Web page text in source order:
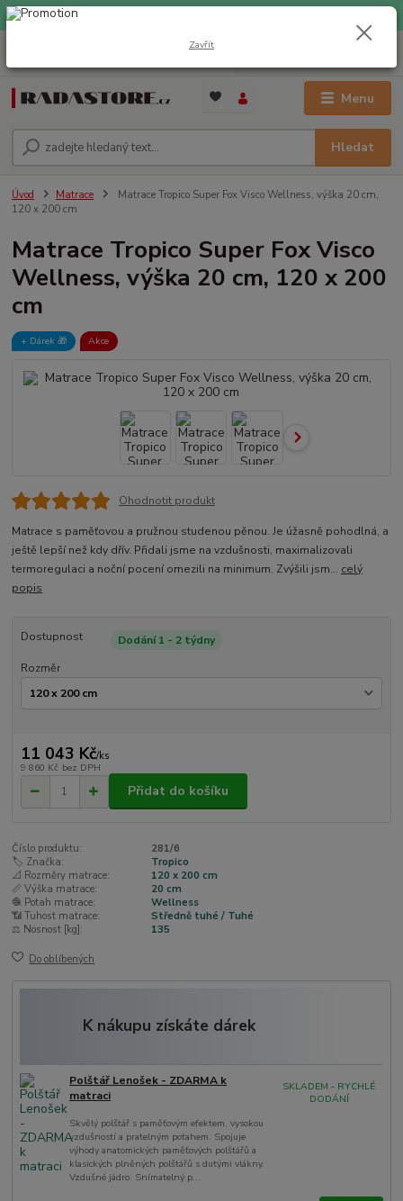
EXPRESNÍ DOPRAVA ZDARMA při nákupu nad 1000 Kč
Menu
Hledat
Úvod Matrace
Matrace Tropico Super Fox Visco Wellness, výška 20 cm,
120 x 200 cm
Matrace Tropico Super Fox Visco
Wellness, výška 20 cm, 120 x 200
cm
+ Dárek️ 🎁 Akce
Ohodnotit produkt
Matrace s paměťovou a pružnou studenou pěnou. Je úžasně pohodlná, a
ještě lepší než kdy dřív. Přidali jsme na vzdušnosti, maximalizovali
termoregulaci a noční pocení omezili na minimum. Zvýšili jsm... celý
popis
Dostupnost
Dodání 1 - 2 týdny
Rozměr
11 043 Kč/ks
9 860 Kč bez DPH
Přidat do košíku
Číslo produktu:
281/6
🏷️ Značka:
Tropico
📐 Rozměry matrace:
120 x 200 cm
📏 Výška matrace:
20 cm
🧶 Potah matrace:
Wellness
📶 Tuhost matrace:
Středně tuhé / Tuhé
⚖️ Nosnost [kg]:
135
Do oblíbených
K nákupu získáte dárek
Polštář Lenošek - ZDARMA k
matraci
Skvělý polštář s paměťovým efektem, vysokou
vzdušností a pratelným potahem. Spojuje
výhody anatomických paměťových polštářů a
klasických plněných polštářů s dutými vlákny.
Vzdušné jádro. Snímatelný p...
SKLADEM - RYCHLÉ
DODÁNÍ
Zavřít